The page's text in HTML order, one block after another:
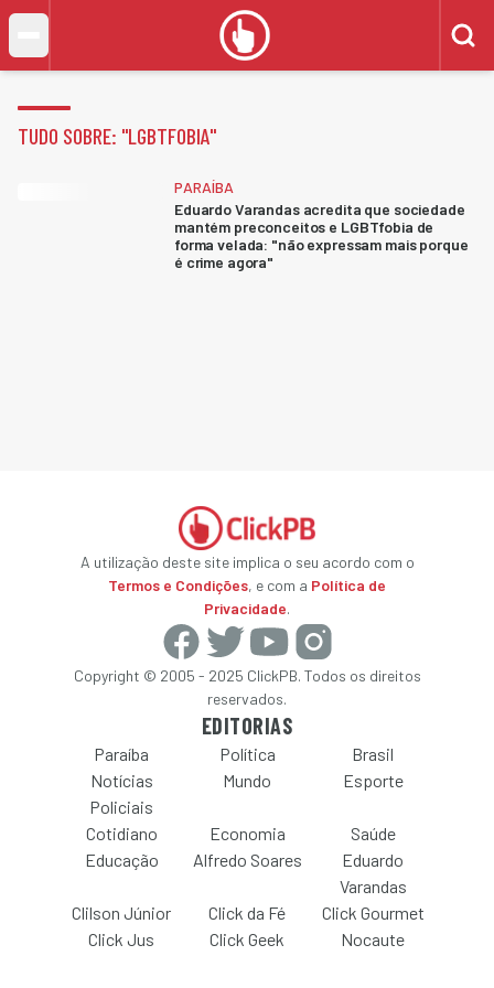
TUDO SOBRE: "LGBTFOBIA"
PARAÍBA
Eduardo Varandas acredita que sociedade
mantém preconceitos e LGBTfobia de
forma velada: "não expressam mais porque
é crime agora"
A utilização deste site implica o seu acordo com o
Termos e Condições, e com a Política de
Privacidade.
Copyright © 2005 - 2025 ClickPB. Todos os direitos
reservados.
EDITORIAS
Paraíba Política
Brasil
Notícias
Policiais
Mundo Esporte
Cotidiano Economia
Saúde
Educação
Alfredo Soares
Eduardo
Varandas
Clilson Júnior
Click da Fé
Click Gourmet
Click Jus
Click Geek Nocaute